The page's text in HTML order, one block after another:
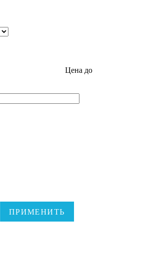
Цена до
ПРИМЕНИТЬ